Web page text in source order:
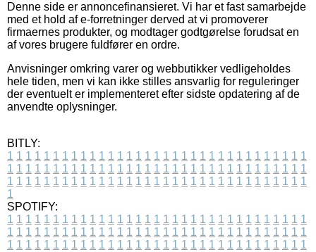
Denne side er annoncefinansieret. Vi har et fast samarbejde
med et hold af e-forretninger derved at vi promoverer
firmaernes produkter, og modtager godtgørelse forudsat en
af vores brugere fuldfører en ordre.
Anvisninger omkring varer og webbutikker vedligeholdes
hele tiden, men vi kan ikke stilles ansvarlig for reguleringer
der eventuelt er implementeret efter sidste opdatering af de
anvendte oplysninger.
BITLY:
1 1 1 1 1 1 1 1 1 1 1 1 1 1 1 1 1 1 1 1 1 1 1 1 1 1 1 1 1 1 1 1 1
1 1 1 1 1 1 1 1 1 1 1 1 1 1 1 1 1 1 1 1 1 1 1 1 1 1 1 1 1 1 1 1 1
1 1 1 1 1 1 1 1 1 1 1 1 1 1 1 1 1 1 1 1 1 1 1 1 1 1 1 1 1 1 1 1 1
1
SPOTIFY:
1 1 1 1 1 1 1 1 1 1 1 1 1 1 1 1 1 1 1 1 1 1 1 1 1 1 1 1 1 1 1 1 1
1 1 1 1 1 1 1 1 1 1 1 1 1 1 1 1 1 1 1 1 1 1 1 1 1 1 1 1 1 1 1 1 1
1 1 1 1 1 1 1 1 1 1 1 1 1 1 1 1 1 1 1 1 1 1 1 1 1 1 1 1 1 1 1 1 1